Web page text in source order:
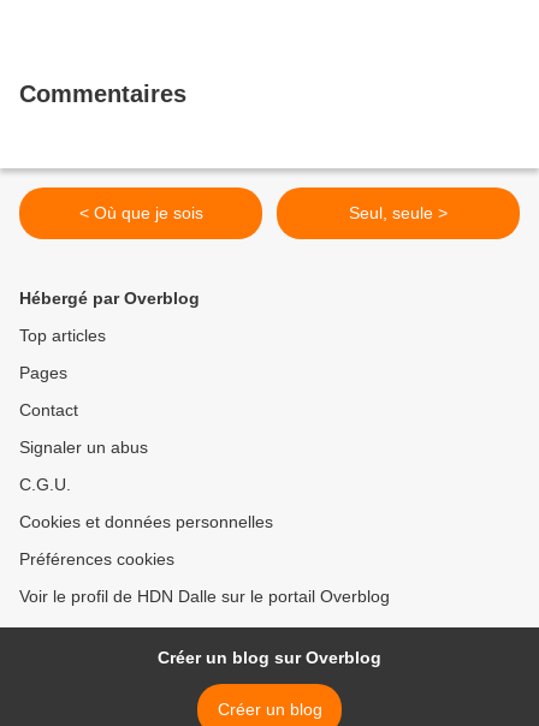
Commentaires
< Où que je sois Seul, seule >
Hébergé par Overblog
Top articles
Pages
Contact
Signaler un abus
C.G.U.
Cookies et données personnelles
Préférences cookies
Voir le profil de HDN Dalle sur le portail Overblog
Créer un blog sur Overblog
Créer un blog